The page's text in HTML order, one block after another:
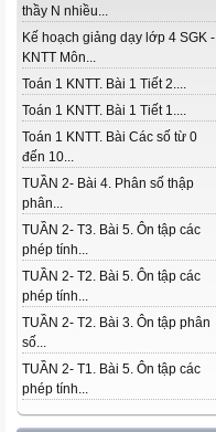
thầy N nhiều...
Kế hoạch giảng dạy lớp 4 SGK -
KNTT Môn...
Toán 1 KNTT. Bài 1 Tiết 2....
Toán 1 KNTT. Bài 1 Tiết 1....
Toán 1 KNTT. Bài Các số từ 0
đến 10...
TUẦN 2- Bài 4. Phân số thập
phân...
TUẦN 2- T3. Bài 5. Ôn tập các
phép tính...
TUẦN 2- T2. Bài 5. Ôn tập các
phép tính...
TUẦN 2- T2. Bài 3. Ôn tập phân
số...
TUẦN 2- T1. Bài 5. Ôn tập các
phép tính...